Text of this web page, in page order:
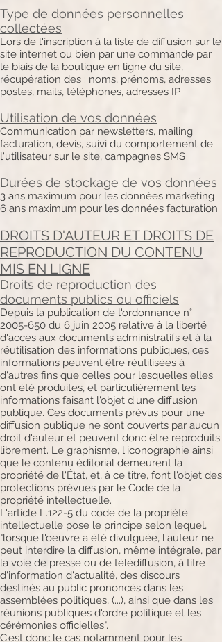
Type de données personnelles
collectées
Lors de l'inscription à la liste de diffusion sur le
site internet ou bien par une commande par
le biais de la boutique en ligne du site,
récupération des : noms, prénoms, adresses
postes, mails, téléphones, adresses IP
Utilisation de vos données
Communication par newsletters, mailing
facturation, devis, suivi du comportement de
l'utilisateur sur le site, campagnes SMS
Durées de stockage de vos données
3 ans maximum pour les données marketing
6 ans maximum pour les données facturation
DROITS D'AUTEUR ET DROITS DE
REPRODUCTION DU CONTENU
MIS EN LIGNE
Droits de reproduction des
documents publics ou officiels
Depuis la publication de l'ordonnance n°
2005-650 du 6 juin 2005 relative à la liberté
d'accès aux documents administratifs et à la
réutilisation des informations publiques, ces
informations peuvent être réutilisées à
d'autres fins que celles pour lesquelles elles
ont été produites, et particulièrement les
informations faisant l'objet d'une diffusion
publique. Ces documents prévus pour une
diffusion publique ne sont couverts par aucun
droit d'auteur et peuvent donc être reproduits
librement. Le graphisme, l'iconographie ainsi
que le contenu éditorial demeurent la
propriété de l'État, et, à ce titre, font l'objet des
protections prévues par le Code de la
propriété intellectuelle.
L'article L.122-5 du code de la propriété
intellectuelle pose le principe selon lequel,
"lorsque l'oeuvre a été divulguée, l'auteur ne
peut interdire la diffusion, même intégrale, par
la voie de presse ou de télédiffusion, à titre
d'information d'actualité, des discours
destinés au public prononcés dans les
assemblées politiques, (...), ainsi que dans les
réunions publiques d'ordre politique et les
cérémonies officielles".
C'est donc le cas notamment pour les